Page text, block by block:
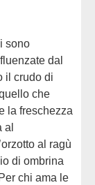
dal
il crudo di
che
la freschezza
al
al ragù
di ombrina
chi ama le